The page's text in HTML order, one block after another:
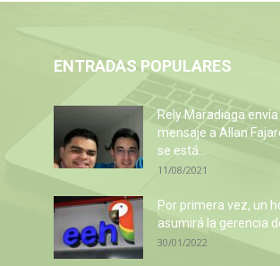
ENTRADAS POPULARES
Rely Maradiaga
mensaje a Allan
se está...
11/08/2021
Por primera vez, un
asumirá la gerencia
30/01/2022